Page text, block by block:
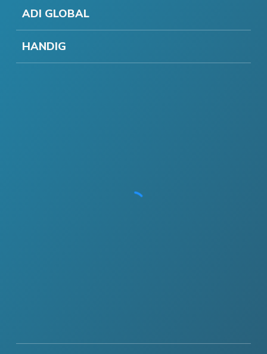
ADI GLOBAL
HANDIG